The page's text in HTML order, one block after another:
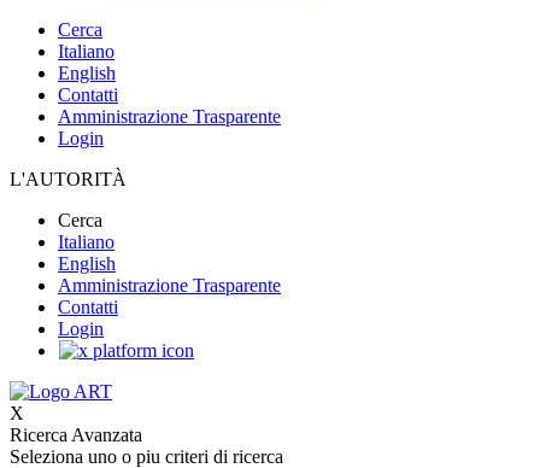
Cerca
Italiano
English
Contatti
Amministrazione Trasparente
Login
L'AUTORITÀ
Cerca
Italiano
English
Amministrazione Trasparente
Contatti
Login
X
Ricerca Avanzata
Seleziona uno o piu criteri di ricerca